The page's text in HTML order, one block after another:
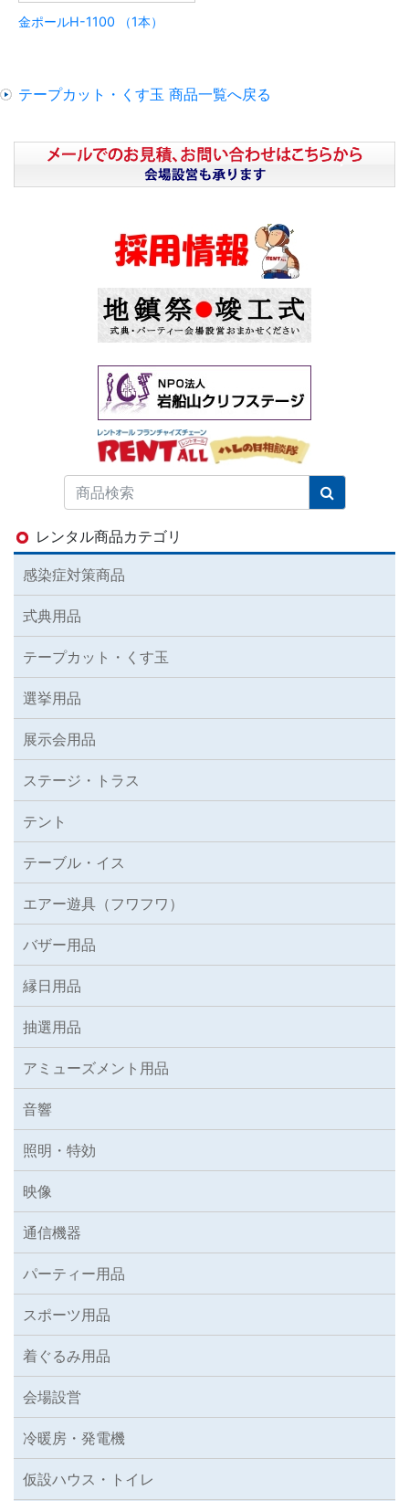
金ポールH-1100 （1本）
テープカット・くす玉 商品一覧へ戻る
レンタル商品カテゴリ
感染症対策商品
式典用品
テープカット・くす玉
選挙用品
展示会用品
ステージ・トラス
テント
テーブル・イス
エアー遊具（フワフワ）
バザー用品
縁日用品
抽選用品
アミューズメント用品
音響
照明・特効
映像
通信機器
パーティー用品
スポーツ用品
着ぐるみ用品
会場設営
冷暖房・発電機
仮設ハウス・トイレ